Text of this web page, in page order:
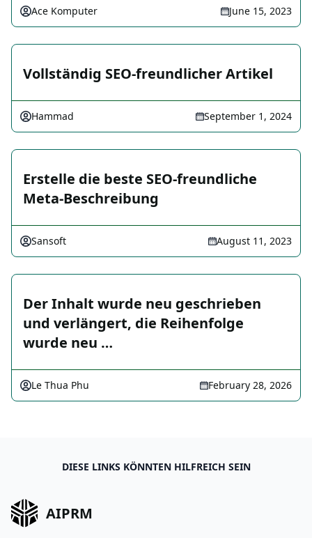
Ace Komputer June 15, 2023
Vollständig SEO-freundlicher Artikel
Hammad September 1, 2024
Erstelle die beste SEO-freundliche
Meta-Beschreibung
Sansoft August 11, 2023
Der Inhalt wurde neu geschrieben
und verlängert, die Reihenfolge
wurde neu …
Le Thua Phu February 28, 2026
DIESE LINKS KÖNNTEN HILFREICH SEIN
AIPRM